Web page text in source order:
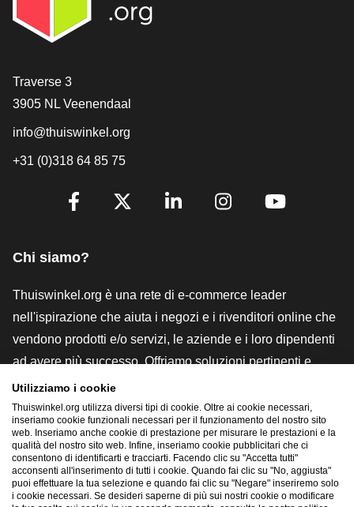
[_General:Contact]
Traverse 3
3905 NL Veenendaal
info@thuiswinkel.org
+31 (0)318 64 85 75
[_General:SocialMediaTitle]
Chi siamo?
Thuiswinkel.org è una rete di e-commerce leader
nell'ispirazione che aiuta i negozi e i rivenditori online che
vendono prodotti e/o servizi, le aziende e i loro dipendenti
ad avere più successo. Offriamo soluzioni pertinenti e
pratiche con vari marchi di fiducia, recensioni Thuiswinkel,
strumenti e consulenze legali, advocacy, ricerche di
mercato e disponiamo di una nostra piattaforma formativa,
la Thuiswinkel e-Academy.
Naviga rapidamente
Utilizziamo i cookie
Thuiswinkel.org utilizza diversi tipi di cookie. Oltre ai cookie necessari,
inseriamo cookie funzionali necessari per il funzionamento del nostro sito
web. Inseriamo anche cookie di prestazione per misurare le prestazioni e la
qualità del nostro sito web. Infine, inseriamo cookie pubblicitari che ci
consentono di identificarti e tracciarti. Facendo clic su "Accetta tutti"
acconsenti all'inserimento di tutti i cookie. Quando fai clic su "No, aggiusta"
puoi effettuare la tua selezione e quando fai clic su "Negare" inseriremo solo
i cookie necessari. Se desideri saperne di più sui nostri cookie o modificare